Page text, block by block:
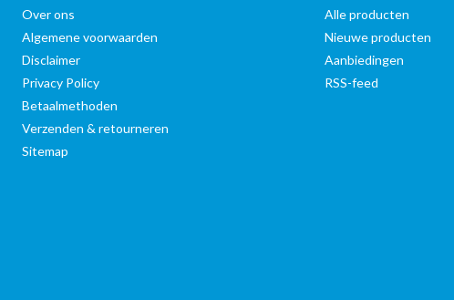
Over ons
Algemene voorwaarden
Disclaimer
Privacy Policy
Betaalmethoden
Verzenden & retourneren
Sitemap
Alle producten
Nieuwe producten
Aanbiedingen
RSS-feed